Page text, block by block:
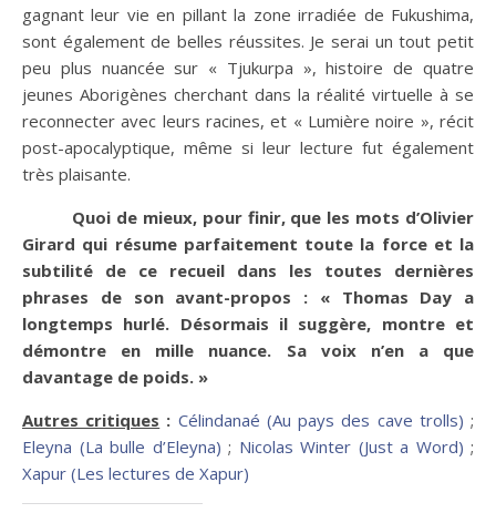
gagnant leur vie en pillant la zone irradiée de Fukushima,
sont également de belles réussites. Je serai un tout petit
peu plus nuancée sur « Tjukurpa », histoire de quatre
jeunes Aborigènes cherchant dans la réalité virtuelle à se
reconnecter avec leurs racines, et « Lumière noire », récit
post-apocalyptique, même si leur lecture fut également
très plaisante.
Quoi de mieux, pour finir, que les mots d’Olivier
Girard qui résume parfaitement toute la force et la
subtilité de ce recueil dans les toutes dernières
phrases de son avant-propos : « Thomas Day a
longtemps hurlé. Désormais il suggère, montre et
démontre en mille nuance. Sa voix n’en a que
davantage de poids. »
Autres critiques : Célindanaé (Au pays des cave trolls) ;
Eleyna (La bulle d’Eleyna) ; Nicolas Winter (Just a Word) ;
Xapur (Les lectures de Xapur)